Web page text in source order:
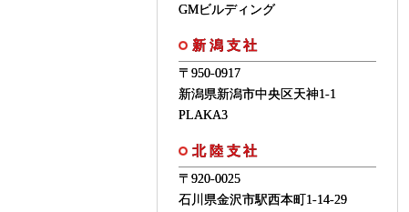
GMビルディング
新潟支社
〒950-0917
新潟県新潟市中央区天神1-1
PLAKA3
北陸支社
〒920-0025
石川県金沢市駅西本町1-14-29